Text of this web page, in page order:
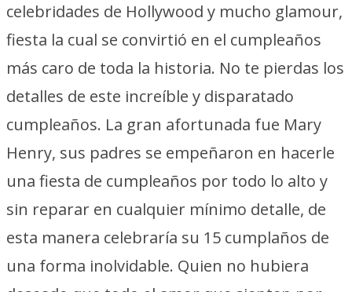
celebridades de Hollywood y mucho glamour,
fiesta la cual se convirtió en el cumpleaños
más caro de toda la historia. No te pierdas los
detalles de este increíble y disparatado
cumpleaños. La gran afortunada fue Mary
Henry, sus padres se empeñaron en hacerle
una fiesta de cumpleaños por todo lo alto y
sin reparar en cualquier mínimo detalle, de
esta manera celebraría su 15 cumplaños de
una forma inolvidable. Quien no hubiera